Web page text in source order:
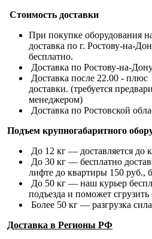
Стоимость доставки
При покупке оборудования
доставка по г. Ростову-на-
бесплатно.
Доставка по Ростову-на-
Доставка после 22.00 -
доставки. (требуется
менеджером)
Доставка по Ростовской
Подъем крупногабаритного
До 12 кг — доставляется до
До 30 кг — бесплатно
лифте до квартиры 150 руб.,
До 50 кг — наш курьер
подъезда и поможет
Более 50 кг — разгрузка
Доставка в Регионы РФ